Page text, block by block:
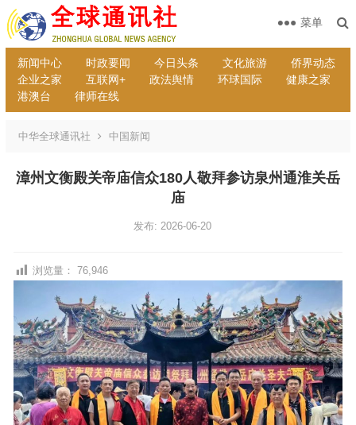
新闻中心 时政要闻 今日头条 文化旅游
侨界动态
企业之家
互联网+ 政法舆情 环球国际
健康之家
港澳台
律师在线
菜单
中华全球通讯社 中国新闻
漳州文衡殿关帝庙信众180人敬拜参访泉州通淮关岳
庙
发布: 2026-06-20
浏览量： 76,946